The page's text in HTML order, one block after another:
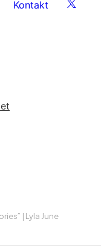
Kontakt
| Lyla June